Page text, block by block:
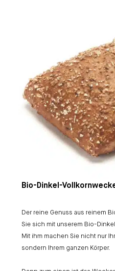
Bio-Dinkel-
Der reine Genuss aus reinem
Sie sich mit unserem Bio-
Mit ihm machen Sie nicht nur
sondern Ihrem ganzen Körper.